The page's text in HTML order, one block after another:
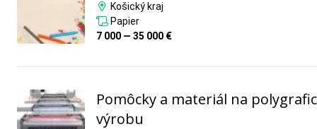
Košický kraj
Papier
7 000 — 35 000 €
Pomôcky a materiál na
výrobu